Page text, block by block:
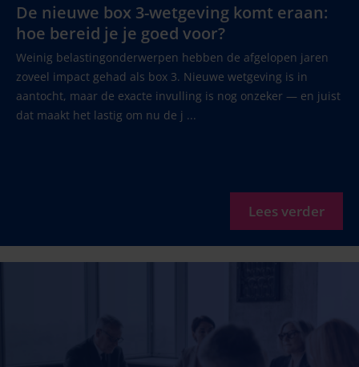
De nieuwe box 3-wetgeving komt eraan:
hoe bereid je je goed voor?
Weinig belastingonderwerpen hebben de afgelopen jaren
zoveel impact gehad als box 3. Nieuwe wetgeving is in
aantocht, maar de exacte invulling is nog onzeker — en juist
dat maakt het lastig om nu de j ...
Lees verder